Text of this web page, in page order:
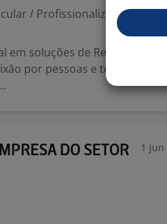
/ Profissionalizante
soluções de Recursos
por pessoas e tecnologia
DO SETOR
1 jun